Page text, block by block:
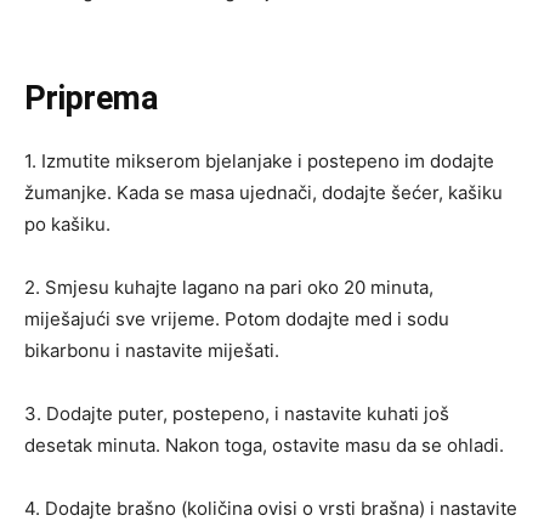
Priprema
1. Izmutite mikserom bjelanjake i postepeno im dodajte
žumanjke. Kada se masa ujednači, dodajte šećer, kašiku
po kašiku.
2. Smjesu kuhajte lagano na pari oko 20 minuta,
miješajući sve vrijeme. Potom dodajte med i sodu
bikarbonu i nastavite miješati.
3. Dodajte puter, postepeno, i nastavite kuhati još
desetak minuta. Nakon toga, ostavite masu da se ohladi.
4. Dodajte brašno (količina ovisi o vrsti brašna) i nastavite